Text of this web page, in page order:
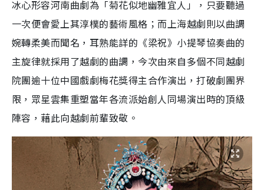
冰心形容河南曲劇為「菊花似地幽雅宜人」，只要聽過
一次便會愛上其淳樸的藝術風格；而上海越劇則以曲調
婉轉柔美而聞名，耳熟能詳的《梁祝》小提琴協奏曲的
主旋律就採用了越劇的曲調，今次由來自多個不同越劇
院團逾十位中國戲劇梅花獎得主合作演出，打破劇團界
限，眾星雲集重塑當年各流派始創人同場演出時的頂級
陣容，藉此向越劇前輩致敬。